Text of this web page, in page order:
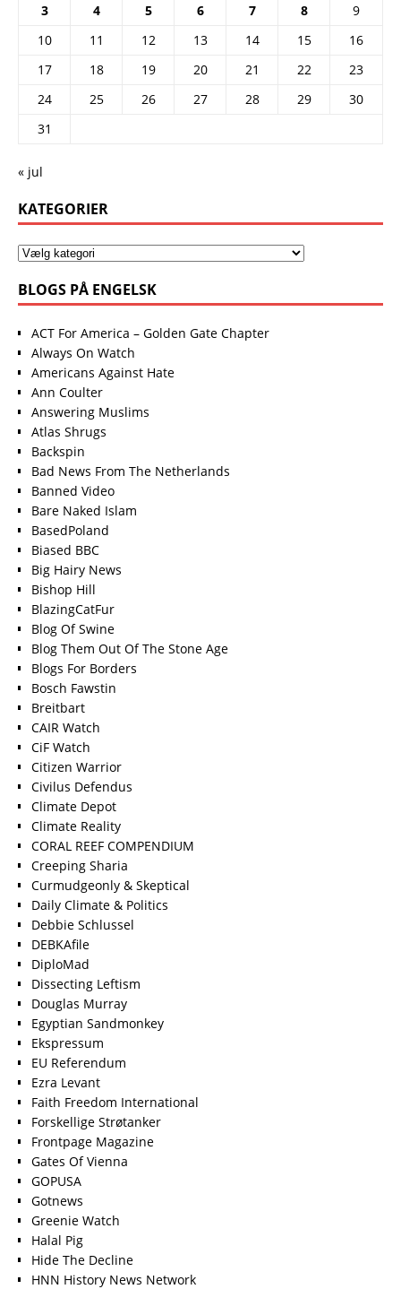
3
4 5 6 7 8
9
10
11 12 13 14 15
16
17
18 19 20 21 22
23
24
25 26 27 28 29
30
31
« jul
KATEGORIER
BLOGS PÅ ENGELSK
ACT For America – Golden Gate Chapter
Always On Watch
Americans Against Hate
Ann Coulter
Answering Muslims
Atlas Shrugs
Backspin
Bad News From The Netherlands
Banned Video
Bare Naked Islam
BasedPoland
Biased BBC
Big Hairy News
Bishop Hill
BlazingCatFur
Blog Of Swine
Blog Them Out Of The Stone Age
Blogs For Borders
Bosch Fawstin
Breitbart
CAIR Watch
CiF Watch
Citizen Warrior
Civilus Defendus
Climate Depot
Climate Reality
CORAL REEF COMPENDIUM
Creeping Sharia
Curmudgeonly & Skeptical
Daily Climate & Politics
Debbie Schlussel
DEBKAfile
DiploMad
Dissecting Leftism
Douglas Murray
Egyptian Sandmonkey
Ekspressum
EU Referendum
Ezra Levant
Faith Freedom International
Forskellige Strøtanker
Frontpage Magazine
Gates Of Vienna
GOPUSA
Gotnews
Greenie Watch
Halal Pig
Hide The Decline
HNN History News Network